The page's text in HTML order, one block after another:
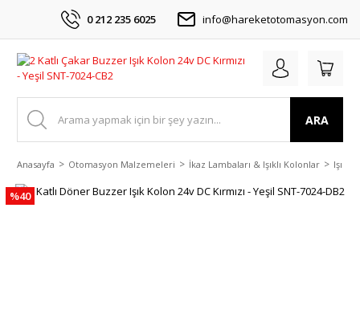
0 212 235 6025 info@hareketotomasyon.com
ARA
Anasayfa Otomasyon Malzemeleri İkaz Lambaları & Işıklı Kolonlar Işıklı
%40